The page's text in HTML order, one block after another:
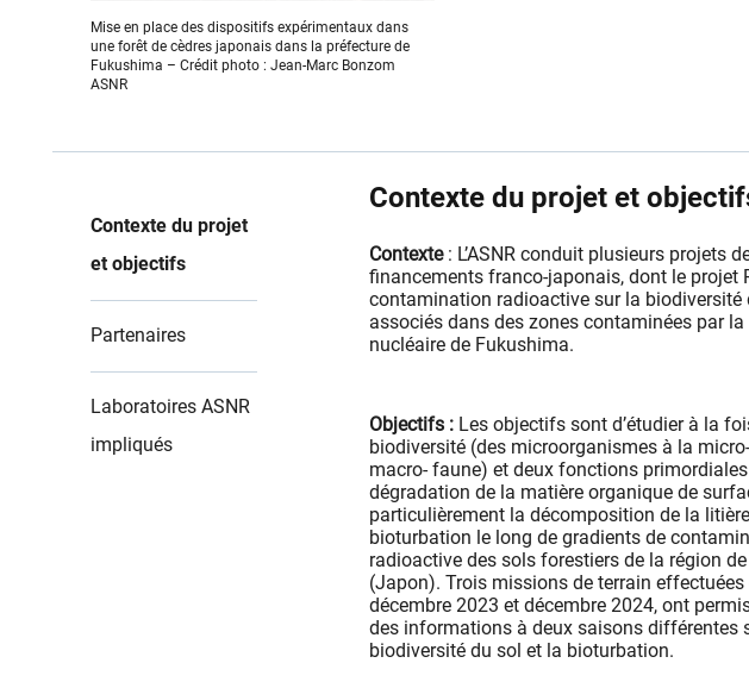
Mise en place des dispositifs expérimentaux dans
une forêt de cèdres japonais dans la préfecture de
Fukushima – Crédit photo : Jean-Marc Bonzom
ASNR
Contexte du projet
et objectifs
Partenaires
Laboratoires ASNR
impliqués
Contexte du projet et
Contexte: L’ASNR conduit plusieurs projets
financements franco-japonais, dont le projet
contamination radioactive sur la
associés dans des zones contaminées par
nucléaire de Fukushima.
Objectifs : Les objectifs sont d’étudier à la
biodiversité (des microorganismes à la
macro- faune) et deux fonctions
dégradation de la matière organique de
particulièrement la décomposition de la
bioturbation le long de gradients de
radioactive des sols forestiers de la région
(Japon). Trois missions de terrain effectuées
décembre 2023 et décembre 2024, ont
des informations à deux saisons différentes
biodiversité du sol et la bioturbation.